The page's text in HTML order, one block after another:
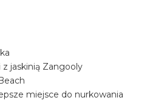
jaskinią Zangooly
miejsce do nurkowania